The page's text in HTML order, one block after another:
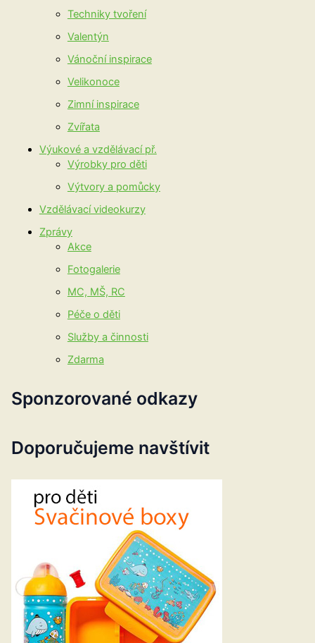
Techniky tvoření
Valentýn
Vánoční inspirace
Velikonoce
Zimní inspirace
Zvířata
Výukové a vzdělávací př.
Výrobky pro děti
Výtvory a pomůcky
Vzdělávací videokurzy
Zprávy
Akce
Fotogalerie
MC, MŠ, RC
Péče o děti
Služby a činnosti
Zdarma
Sponzorované odkazy
Doporučujeme navštívit